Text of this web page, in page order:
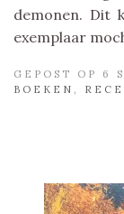
demonen. Dit
exemplaar
GEPOST OP 6
BOEKEN